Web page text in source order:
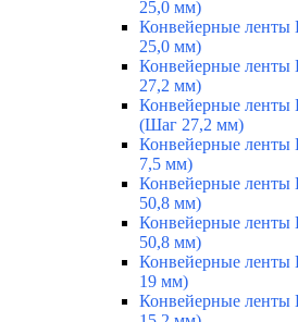
25,0 мм)
Конвейерные ленты
25,0 мм)
Конвейерные ленты
27,2 мм)
Конвейерные ленты
(Шаг 27,2 мм)
Конвейерные ленты
7,5 мм)
Конвейерные ленты
50,8 мм)
Конвейерные ленты
50,8 мм)
Конвейерные ленты
19 мм)
Конвейерные ленты